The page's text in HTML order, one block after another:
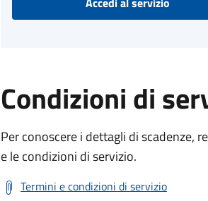
Condizioni di
Per conoscere i dettagli di scadenze,
e le condizioni di servizio.
Termini e condizioni di servizio